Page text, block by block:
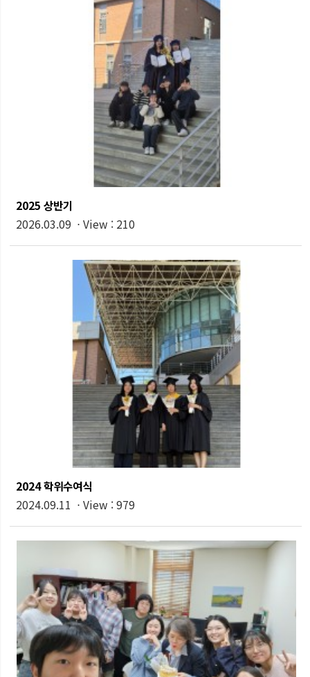
2025 상반기
2026.03.09 ⋅ View : 210
2024 학위수여식
2024.09.11 ⋅ View : 979